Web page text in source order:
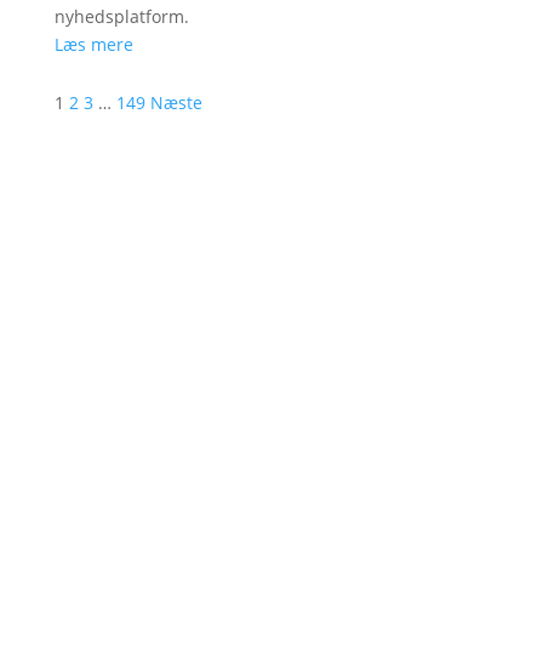
nyhedsplatform.
Læs mere
1 2 3 … 149 Næste